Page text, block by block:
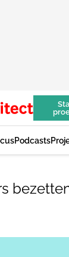
Podcasts